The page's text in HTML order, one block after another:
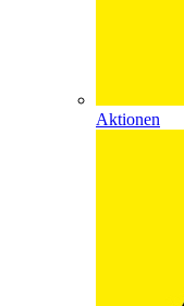
Aktionen